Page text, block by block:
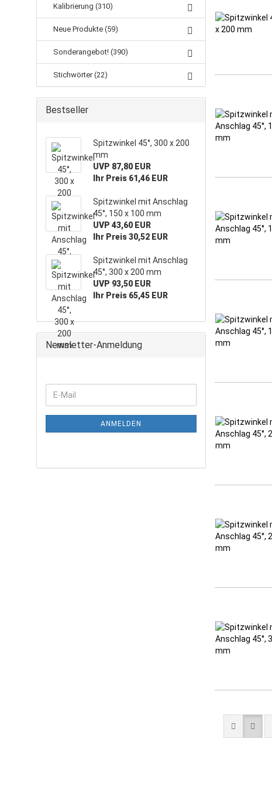
Kalibrierung (310)
Neue Produkte (59)
Sonderangebot! (390)
Stichwörter (22)
Bestseller
Spitzwinkel 45°, 300 x 200
mm
UVP 87,80 EUR
Ihr Preis 61,46 EUR
Spitzwinkel mit Anschlag
45°, 150 x 100 mm
UVP 43,60 EUR
Ihr Preis 30,52 EUR
Spitzwinkel mit Anschlag
45°, 300 x 200 mm
UVP 93,50 EUR
Ihr Preis 65,45 EUR
Newsletter-Anmeldung
ANMELDEN